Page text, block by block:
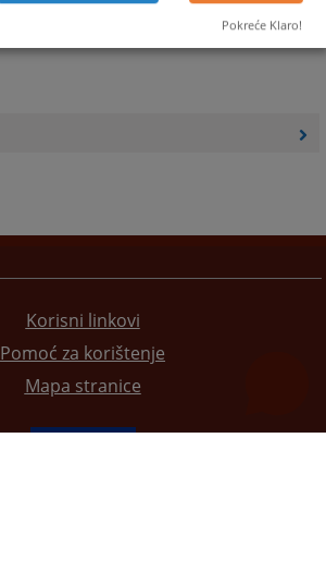
Korisni linkovi
Pomoć za korištenje
Mapa stranice
Pokreće Klaro!